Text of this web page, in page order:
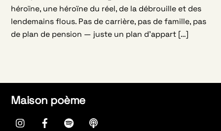
héroïne, une héroïne du réel, de la débrouille et des
lendemains flous. Pas de carrière, pas de famille, pas
de plan de pension — juste un plan d’appart […]
Maison poème
instagramFacebookspotify